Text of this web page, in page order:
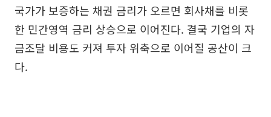
국가가 보증하는 채권 금리가 오르면 회사채를 비롯
한 민간영역 금리 상승으로 이어진다. 결국 기업의 자
금조달 비용도 커져 투자 위축으로 이어질 공산이 크
다.